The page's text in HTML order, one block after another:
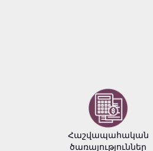
Հաշվապահական
ծառայություններ